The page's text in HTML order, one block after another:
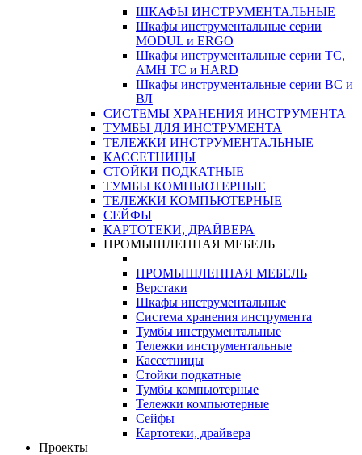
ШКАФЫ ИНСТРУМЕНТАЛЬНЫЕ
Шкафы инструментальные серии
MODUL и ERGO
Шкафы инструментальные серии ТС,
АМН ТС и HARD
Шкафы инструментальные серии ВС и
ВЛ
СИСТЕМЫ ХРАНЕНИЯ ИНСТРУМЕНТА
ТУМБЫ ДЛЯ ИНСТРУМЕНТА
ТЕЛЕЖКИ ИНСТРУМЕНТАЛЬНЫЕ
КАССЕТНИЦЫ
СТОЙКИ ПОДКАТНЫЕ
ТУМБЫ КОМПЬЮТЕРНЫЕ
ТЕЛЕЖКИ КОМПЬЮТЕРНЫЕ
СЕЙФЫ
КАРТОТЕКИ, ДРАЙВЕРА
ПРОМЫШЛЕННАЯ МЕБЕЛЬ
ПРОМЫШЛЕННАЯ МЕБЕЛЬ
Верстаки
Шкафы инструментальные
Система хранения инструмента
Тумбы инструментальные
Тележки инструментальные
Кассетницы
Стойки подкатные
Тумбы компьютерные
Тележки компьютерные
Сейфы
Картотеки, драйвера
Проекты